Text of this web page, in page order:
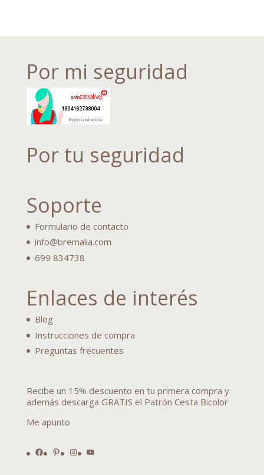
Por mi seguridad
Por tu seguridad
Soporte
Formulario de contacto
info@bremalia.com
699 834738
Enlaces de interés
Blog
Instrucciones de compra
Preguntas frecuentes
Recibe un 15% descuento en tu primera compra y
además descarga GRATIS el Patrón Cesta Bicolor
Me apunto
Facebook
Pinterest
Instagram
YouTube